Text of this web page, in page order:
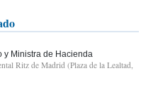
y Ministra de Hacienda
Ritz de Madrid (Plaza de la Lealtad,